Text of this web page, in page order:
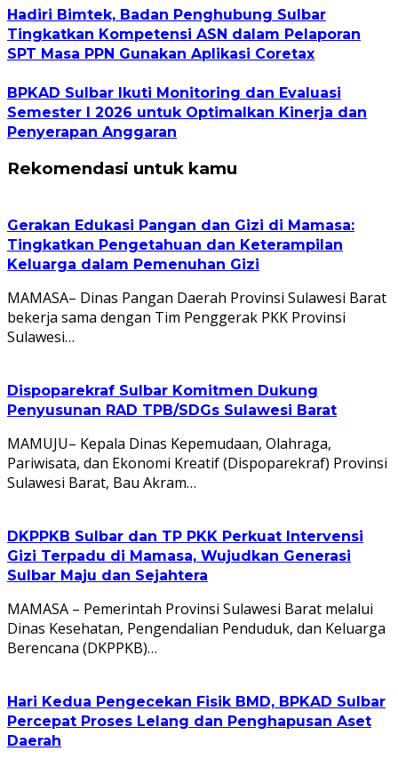
Hadiri Bimtek, Badan Penghubung Sulbar
Tingkatkan Kompetensi ASN dalam Pelaporan
SPT Masa PPN Gunakan Aplikasi Coretax
BPKAD Sulbar Ikuti Monitoring dan Evaluasi
Semester I 2026 untuk Optimalkan Kinerja dan
Penyerapan Anggaran
Rekomendasi untuk kamu
Gerakan Edukasi Pangan dan Gizi di Mamasa:
Tingkatkan Pengetahuan dan Keterampilan
Keluarga dalam Pemenuhan Gizi
MAMASA– Dinas Pangan Daerah Provinsi Sulawesi Barat
bekerja sama dengan Tim Penggerak PKK Provinsi
Sulawesi…
Dispoparekraf Sulbar Komitmen Dukung
Penyusunan RAD TPB/SDGs Sulawesi Barat
MAMUJU– Kepala Dinas Kepemudaan, Olahraga,
Pariwisata, dan Ekonomi Kreatif (Dispoparekraf) Provinsi
Sulawesi Barat, Bau Akram…
DKPPKB Sulbar dan TP PKK Perkuat Intervensi
Gizi Terpadu di Mamasa, Wujudkan Generasi
Sulbar Maju dan Sejahtera
MAMASA – Pemerintah Provinsi Sulawesi Barat melalui
Dinas Kesehatan, Pengendalian Penduduk, dan Keluarga
Berencana (DKPPKB)…
Hari Kedua Pengecekan Fisik BMD, BPKAD Sulbar
Percepat Proses Lelang dan Penghapusan Aset
Daerah